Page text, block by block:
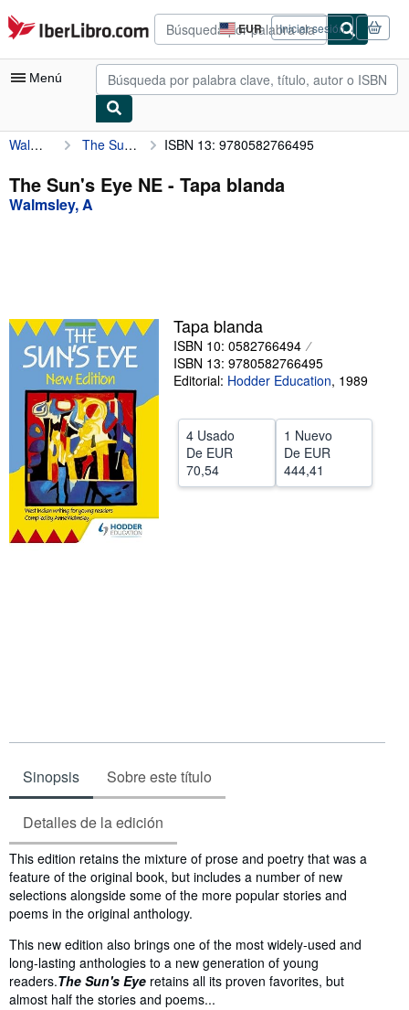
Pasar al contenido principal
IberLibro.com EUR
Preferencias
de
compra
del
Iniciar sesión
Menú
Mi cuenta
Consultar mis pedidos
Búsqueda avanzada
Vendedores
Comenzar a vender
Ayuda
CERRAR
Walmsley, A The Sun's Eye NE ISBN 13: 9780582766495
The Sun's Eye NE - Tapa blanda
Walmsley, A
Tapa blanda
ISBN 10: 0582766494
ISBN 13: 9780582766495
Editorial: Hodder Education, 1989
4 Usado
De EUR
70,54
1 Nuevo
De EUR
444,41
Sinopsis Sobre este título
Detalles de la edición
Sinopsis
This edition retains the mixture of prose and poetry that was a
feature of the original book, but includes a number of new
selections alongside some of the more popular stories and
poems in the original anthology.
This new edition also brings one of the most widely-used and
long-lasting anthologies to a new generation of young
readers.The Sun's Eye retains all its proven favorites, but
almost half the stories and poems...